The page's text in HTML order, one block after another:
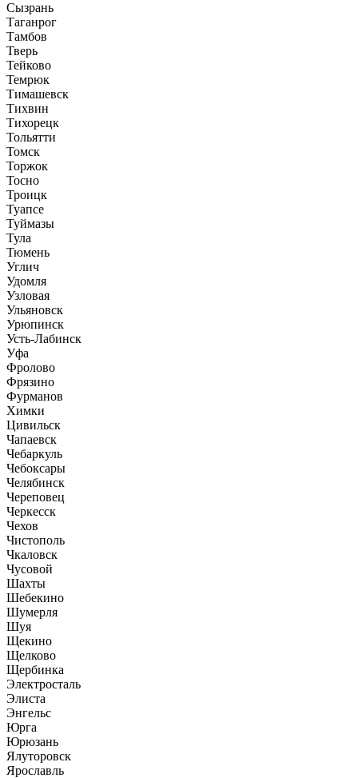
Сызрань
Таганрог
Тамбов
Тверь
Тейково
Темрюк
Тимашевск
Тихвин
Тихорецк
Тольятти
Томск
Торжок
Тосно
Троицк
Туапсе
Туймазы
Тула
Тюмень
Углич
Удомля
Узловая
Ульяновск
Урюпинск
Усть-Лабинск
Уфа
Фролово
Фрязино
Фурманов
Химки
Цивильск
Чапаевск
Чебаркуль
Чебоксары
Челябинск
Череповец
Черкесск
Чехов
Чистополь
Чкаловск
Чусовой
Шахты
Шебекино
Шумерля
Шуя
Щекино
Щелково
Щербинка
Электросталь
Элиста
Энгельс
Юрга
Юрюзань
Ялуторовск
Ярославль